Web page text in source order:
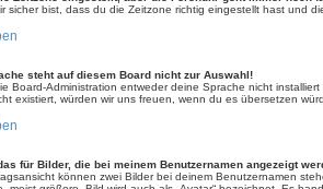
sicher bist, dass du die Zeitzone richtig eingestellt hast und
steht auf diesem Board nicht zur Auswahl!
Board-Administration entweder deine Sprache nicht
existiert, würden wir uns freuen, wenn du es übersetzen
für Bilder, die bei meinem Benutzernamen angezeigt
können zwei Bilder bei deinem Benutzernamen